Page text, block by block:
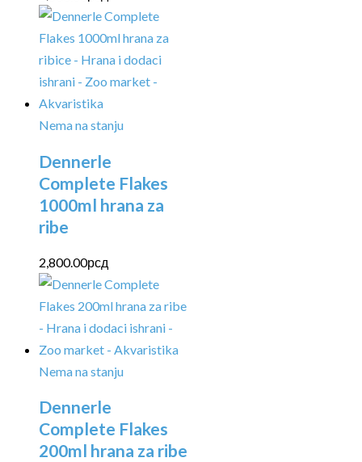
Nema na stanju
Dennerle
Complete Flakes
1000ml hrana za
ribe
2,800.00рсд
Nema na stanju
Dennerle
Complete Flakes
200ml hrana za ribe